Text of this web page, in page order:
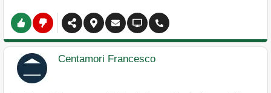
Centamori Francesco